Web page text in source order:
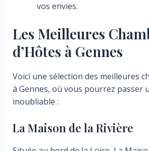
vos envies.
Les Meilleures
d’Hôtes à Gennes
Voici une sélection des meilleures
à Gennes, où vous pourrez passer
inoubliable :
La Maison de la Rivière